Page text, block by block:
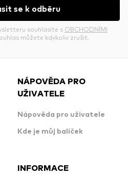
se k odběru
souhlasíte s OBCHODNÍMI
můžete kdykoliv zrušit.
NÁPOVĚDA PRO
UŽIVATELE
Nápověda pro uživatele
Kde je můj balíček
INFORMACE